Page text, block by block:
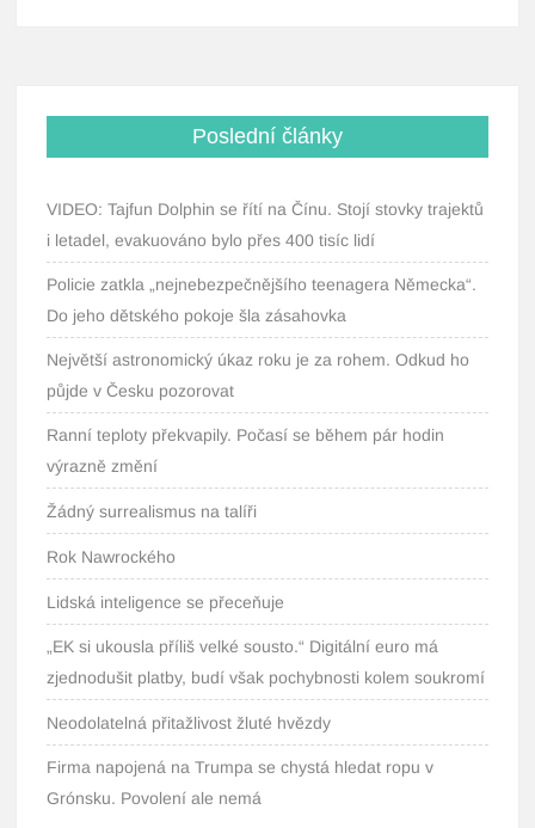
Poslední články
VIDEO: Tajfun Dolphin se řítí na Čínu. Stojí stovky trajektů
i letadel, evakuováno bylo přes 400 tisíc lidí
Policie zatkla „nejnebezpečnějšího teenagera Německa“.
Do jeho dětského pokoje šla zásahovka
Největší astronomický úkaz roku je za rohem. Odkud ho
půjde v Česku pozorovat
Ranní teploty překvapily. Počasí se během pár hodin
výrazně změní
Žádný surrealismus na talíři
Rok Nawrockého
Lidská inteligence se přeceňuje
„EK si ukousla příliš velké sousto.“ Digitální euro má
zjednodušit platby, budí však pochybnosti kolem soukromí
Neodolatelná přitažlivost žluté hvězdy
Firma napojená na Trumpa se chystá hledat ropu v
Grónsku. Povolení ale nemá